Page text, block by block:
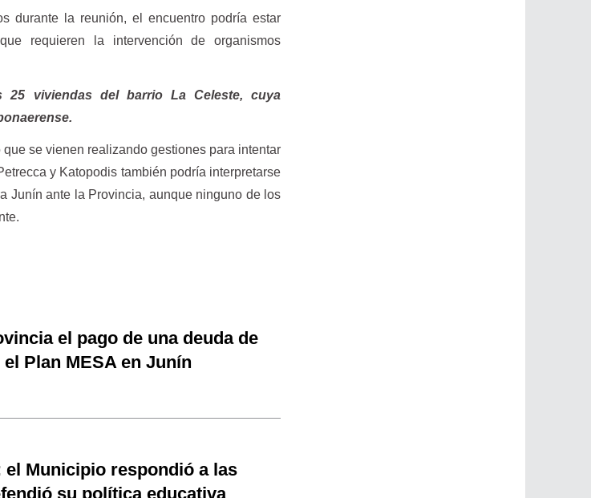
durante la reunión, el encuentro podría estar
requieren la intervención de organismos
viviendas del barrio La Celeste, cuya
que se vienen realizando gestiones para intentar
y Katopodis también podría interpretarse
Junín ante la Provincia, aunque ninguno de los
el pago de una deuda de
Plan MESA en Junín
el Municipio respondió a las
su política educativa